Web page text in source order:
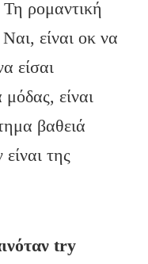
ρομαντική
είναι οκ να
είσαι
μόδας, είναι
βαθειά
της
try